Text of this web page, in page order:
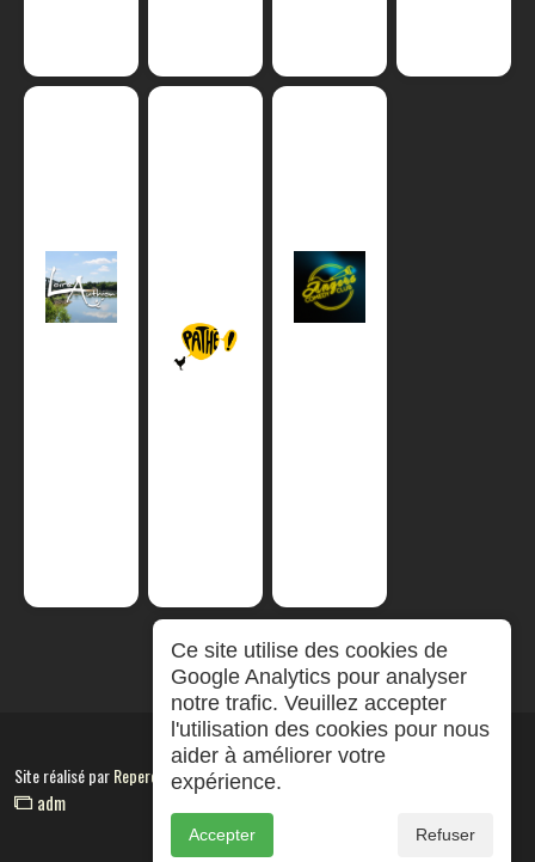
Site réalisé parRepereCom
adm
Ce site utilise des cookies de
Google Analytics pour analyser
notre trafic. Veuillez accepter
l'utilisation des cookies pour nous
aider à améliorer votre
expérience.
Accepter Refuser